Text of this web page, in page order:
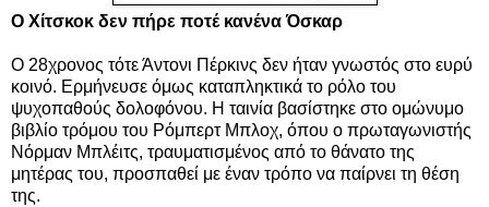
Ο Χίτσκοκ δεν πήρε ποτέ κανένα Όσκαρ
Ο 28χρονος τότε Άντονι Πέρκινς δεν ήταν γνωστός στο ευρύ
κοινό. Ερμήνευσε όμως καταπληκτικά το ρόλο του
ψυχοπαθούς δολοφόνου. Η ταινία βασίστηκε στο ομώνυμο
βιβλίο τρόμου του Ρόμπερτ Μπλοχ, όπου ο πρωταγωνιστής
Νόρμαν Μπλέιτς, τραυματισμένος από το θάνατο της
μητέρας του, προσπαθεί με έναν τρόπο να παίρνει τη θέση
της.